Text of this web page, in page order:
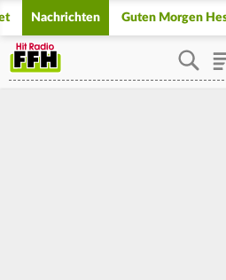
Nachrichten Guten Morgen